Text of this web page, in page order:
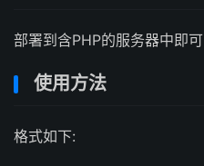
部署到含PHP的服务器中即可
使用方法
格式如下: